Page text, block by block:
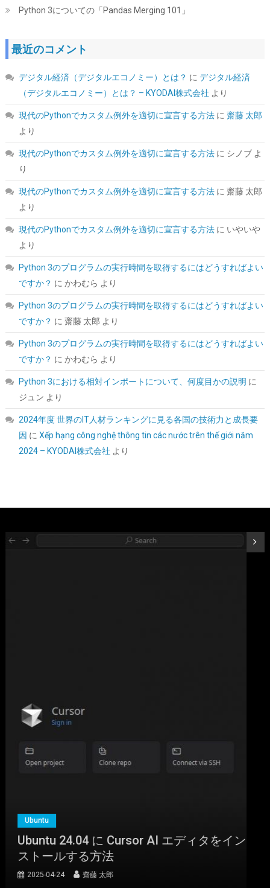
SN7100 (読取り最大 7,250MB/秒) M.2-2280 NVMe
WDS100T4X0E-EC 【国内正規代理店品】
(546371) GBP 163.03 (2026-08-06 04:03 GMT +09:00 時点 -詳細は
こちら)
ORICO 2.5インチ HDD / SSD ケース USB3.0 ハードディスクケー
ス UASP対応 5Gbps転送 6TB（9.5mm以下）まで対応 静電気防
止 PC材料 透明な 外付け SATA3.0 ドライブ ケース 2139U3
(5421709 ) GBP 3.54 (2026-08-06 04:03 GMT +09:00 時点 -詳細は
こちら)
SYY サーマルペースト 3g CPUグリス カーボンベース 高性能 |
CPUペースト;ヒートシンク/IC/プロセッサ対応;熱インターフェー
ス素材;非導電;なめらか塗布
Python 3についての「Pandas Merging 101」
最近のコメント
デジタル経済（デジタルエコノミー）とは？ に デジタル経済
（デジタルエコノミー）とは？ – KYODAI株式会社 より
現代のPythonでカスタム例外を適切に宣言する方法に 齋藤 太郎
より
現代のPythonでカスタム例外を適切に宣言する方法に シノブよ
り
現代のPythonでカスタム例外を適切に宣言する方法に 齋藤 太郎
より
現代のPythonでカスタム例外を適切に宣言する方法に いやいや
より
Python 3のプログラムの実行時間を取得するにはどうすればよい
ですか？ に かわむら より
Python 3のプログラムの実行時間を取得するにはどうすればよい
ですか？ に 齋藤 太郎 より
Python 3のプログラムの実行時間を取得するにはどうすればよい
ですか？ に かわむら より
Python 3における相対インポートについて、何度目かの説明 に
ジュン より
2024年度 世界のIT人材ランキングに見る各国の技術力と成長要
因 に Xếp hạng công nghệ thông tin các nước trên thế giới năm
2024 – KYODAI株式会社 より
Ubuntu
Ubuntu 24.04 に Cursor AI エディタをイン
ストールする方法
2025-04-24 齋藤 太郎